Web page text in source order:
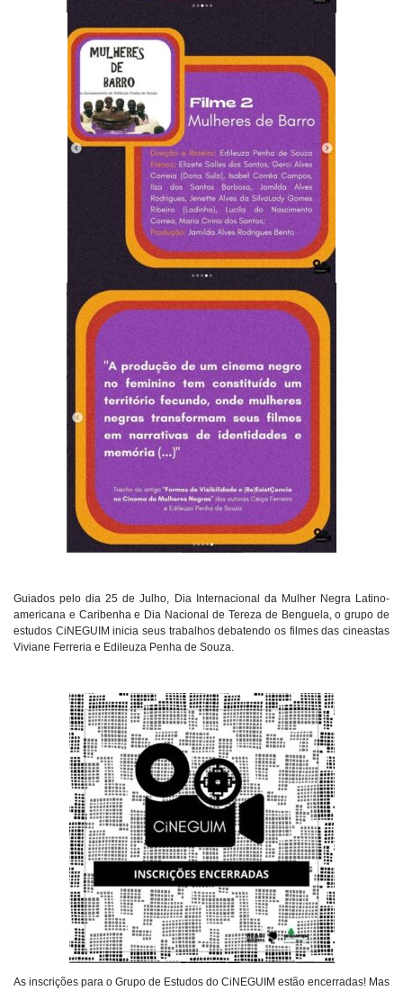
Guiados pelo dia 25 de Julho, Dia Internacional da Mulher Negra Latino-
americana e Caribenha e Dia Nacional de Tereza de Benguela, o grupo de
estudos CiNEGUIM inicia seus trabalhos debatendo os filmes das cineastas
Viviane Ferreria e Edileuza Penha de Souza.
As inscrições para o Grupo de Estudos do CiNEGUIM estão encerradas! Mas